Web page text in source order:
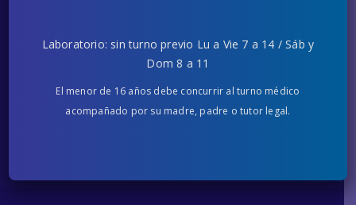
info@fh.org.ar
¿Dónde estamos?
Ver Nuevos Ingresos
Laboratorio: sin turno previo Lu a Vie 7 a 14 / Sáb y
Dom 8 a 11
El menor de 16 años debe concurrir al turno médico
acompañado por su madre, padre o tutor legal.